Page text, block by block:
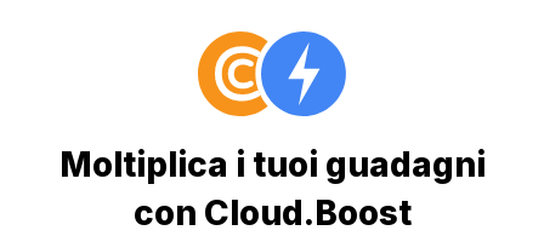
Moltiplica i tuoi guadagni
con Cloud.Boost